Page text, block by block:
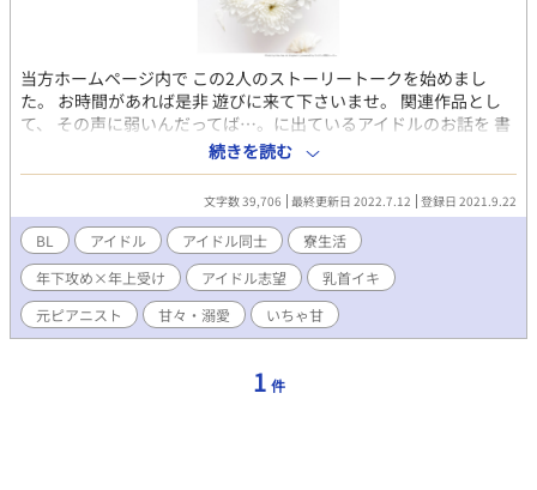
当方ホームページ内で この2人のストーリートークを始めまし
た。 お時間があれば是非 遊びに来て下さいませ。 関連作品とし
て、 その声に弱いんだってば…。に出ているアイドルのお話を 書
いてみました。 彩斗の方が、ちらっと上記の作品内に出ておりま
した（というテイです） 信野 智彰 身長182ｃｍ とあるアイドル
グループになるべく、親元を離れて 寮生活を送りながら彩斗と暮
らす高校生。 １６歳。少し冷めた目線で物事を見がち。 最近は、
もっぱら同室の彩斗との生活に色々と 理性を試される日々。 「胸
がいっぱい」のあたりで年齢が１７歳になっていたりします。 成
瀬 彩斗 身長167ｃｍ 智彰とメジャーデビューを目指して、共同
生活を 送っている。１８歳の高校生ではあるが年の割に 家庭的
で、落ち着いている。 好きな物事にはかなり熱狂するタイプ。 モ
続きを読む
文字数 39,706 最終更新日 2022.7.12 登録日 2021.9.22
BL アイドル アイドル同士
寮生活
年下攻め×年上受け
アイドル志望
乳首イキ
元ピアニスト
甘々・溺愛 いちゃ甘
1 件